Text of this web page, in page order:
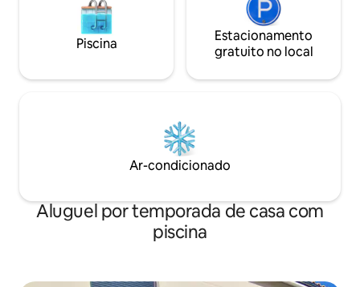
Piscina
Estacionamento
gratuito no local
Ar-condicionado
Aluguel por temporada de casa com
piscina